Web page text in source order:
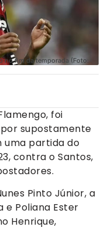
no fim da temporada (Foto:
foi
supostamente
uma partida do
contra o Santos,
Pinto Júnior, a
e Poliana Ester
Henrique,